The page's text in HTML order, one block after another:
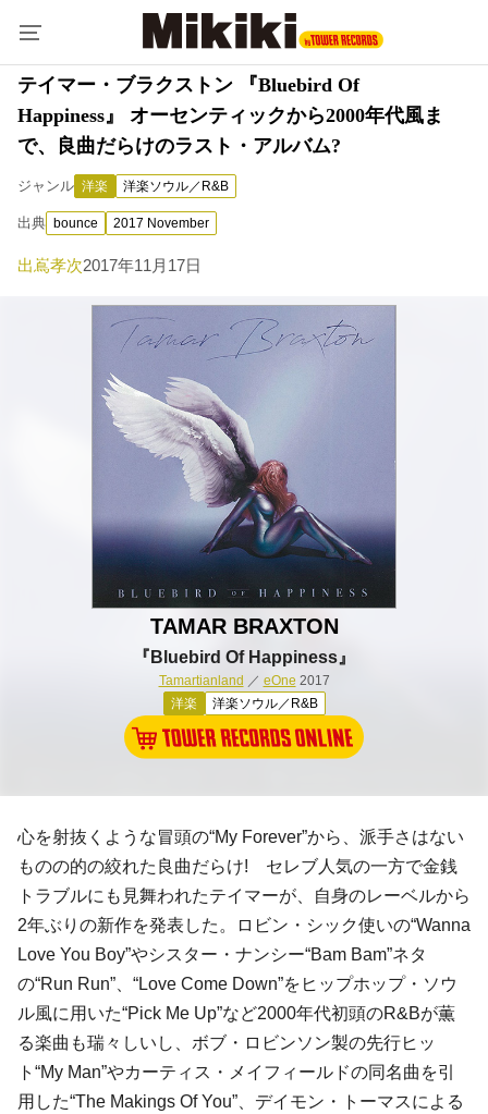
テイマー・ブラクストン 『Bluebird Of
Happiness』 オーセンティックから2000年代風ま
で、良曲だらけのラスト・アルバム?
ジャンル 洋楽 洋楽ソウル／R&B
出典 bounce 2017 November
出嶌孝次2017年11月17日
TAMAR BRAXTON
『Bluebird Of Happiness』
Tamartianland ／ eOne 2017
洋楽
洋楽ソウル／R&B
心を射抜くような冒頭の“My Forever”から、派手さはない
ものの的の絞れた良曲だらけ! セレブ人気の一方で金銭
トラブルにも見舞われたテイマーが、自身のレーベルから
2年ぶりの新作を発表した。ロビン・シック使いの“Wanna
Love You Boy”やシスター・ナンシー“Bam Bam”ネタ
の“Run Run”、“Love Come Down”をヒップホップ・ソウ
ル風に用いた“Pick Me Up”など2000年代初頭のR&Bが薫
る楽曲も瑞々しいし、ボブ・ロビンソン製の先行ヒッ
ト“My Man”やカーティス・メイフィールドの同名曲を引
用した“The Makings Of You”、デイモン・トーマスによる